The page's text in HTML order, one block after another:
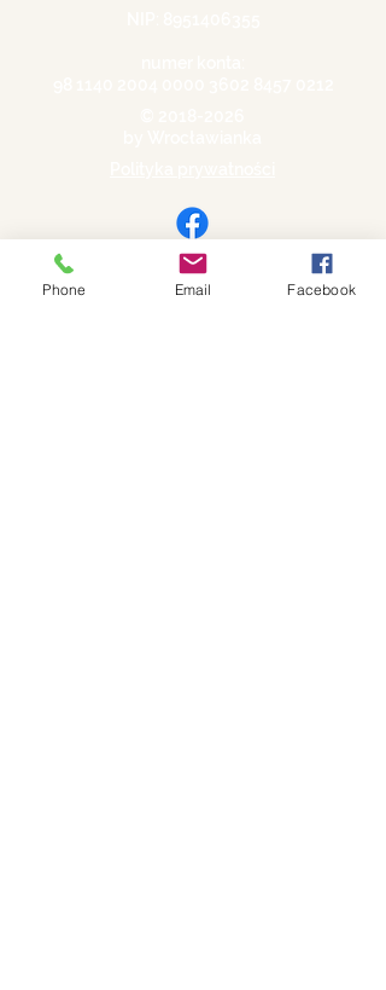
Phone Email Facebook